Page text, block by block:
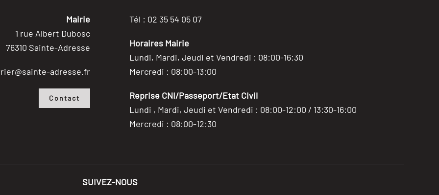
Mairie
1 rue Albert Dubosc
76310 Sainte-Adresse
adresse.fr
Contact
Tél : 02 35 54 05 07
Horaires Mairie
Lundi, Mardi, Jeudi et Vendredi : 08:00-16:30
Mercredi : 08:00-13:00
Reprise CNI/Passeport/Etat Civil
Lundi , Mardi, Jeudi et Vendredi : 08:00-12:00 / 13:30-16:00
Mercredi : 08:00-12:30
SUIVEZ-NOUS